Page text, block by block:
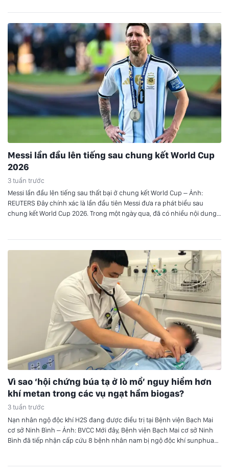
Messi lần đầu lên tiếng sau chung kết World Cup
2026
3 tuần trước
Messi lần đầu lên tiếng sau thất bại ở chung kết World Cup – Ảnh:
REUTERS Đây chính xác là lần đầu tiên Messi đưa ra phát biểu sau
chung kết World Cup 2026. Trong một ngày qua, đã có nhiều nội dung
Vì sao ‘hội chứng búa tạ ở lò mổ’ nguy hiểm hơn
khí metan trong các vụ ngạt hầm biogas?
3 tuần trước
Nạn nhân ngộ độc khí H2S đang được điều trị tại Bệnh viện Bạch Mai
cơ sở Ninh Bình – Ảnh: BVCC Mới đây, Bệnh viện Bạch Mai cơ sở Ninh
Bình đã tiếp nhận cấp cứu 8 bệnh nhân nam bị ngộ độc khí sunphua